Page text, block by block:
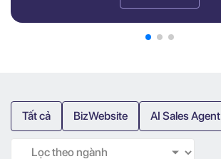
Tất cả BizWebsite AI Sales Agent